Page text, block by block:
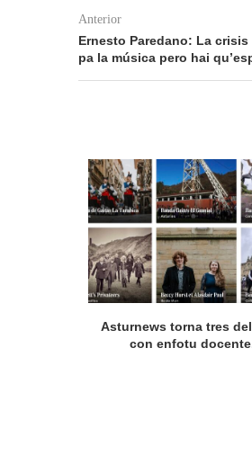
Anterior
Ernesto Paredano: La
pa la música pero hai
Asturnews torna tres
con enfotu